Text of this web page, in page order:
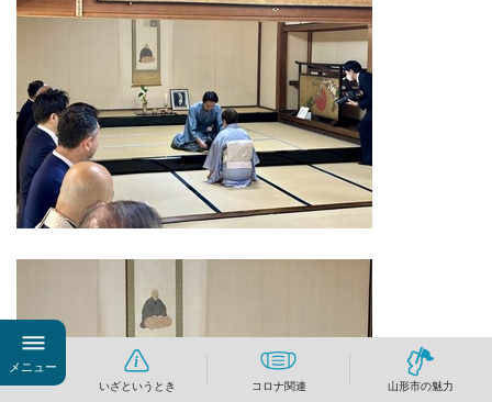
メニュー
いざというとき コロナ関連 山形市の魅力